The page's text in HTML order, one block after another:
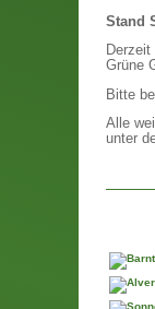
Stand
Grüne
Bitte
Alle
unter